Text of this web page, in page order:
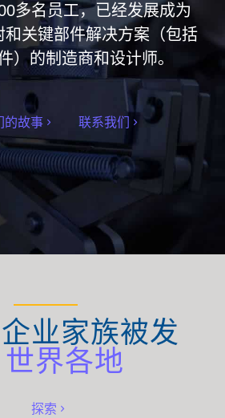
多名员工，已经发展成为
和关键部件解决方案（包括
）的制造商和设计师。
的故事 联系我们
业家族被发
世界各地
探索